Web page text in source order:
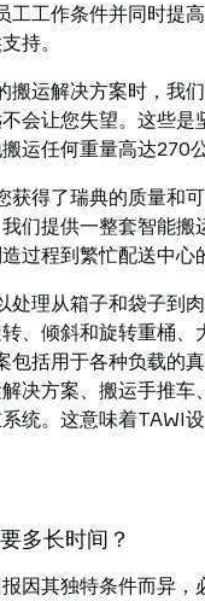
工工作条件并同时提
持。
搬运解决方案时，我
会让您失望。这些是
运任何重量高达270
获得了瑞典的质量和
们提供一整套智能搬
过程到繁忙配送中心
处理从箱子和袋子到
、倾斜和旋转重桶、
包括用于各种负载的
决方案、搬运手推车
统。这意味着TAWI
多长时间？
因其独特条件而异，